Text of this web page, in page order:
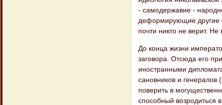
- самодержавие -
деформирующие другие
почти никто не верит.
До конца жизни
заговора. Отсюда его
иностранными
сановников и
поверить в
способный возродиться